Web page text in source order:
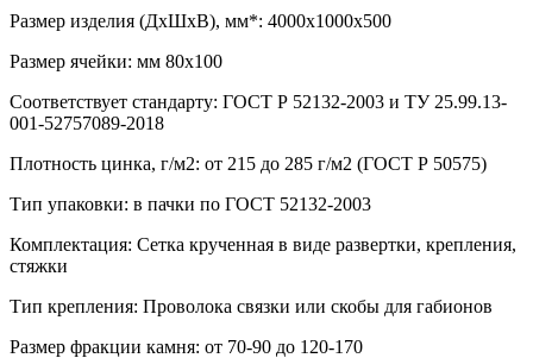
Размер изделия (ДхШхВ), мм*: 4000х1000х500
Размер ячейки: мм 80x100
Соответствует стандарту: ГОСТ Р 52132-2003 и ТУ 25.99.13-
001-52757089-2018
Плотность цинка, г/м2: от 215 до 285 г/м2 (ГОСТ Р 50575)
Тип упаковки: в пачки по ГОСТ 52132-2003
Комплектация: Сетка крученная в виде развертки, крепления,
стяжки
Тип крепления: Проволока связки или скобы для габионов
Размер фракции камня: от 70-90 до 120-170